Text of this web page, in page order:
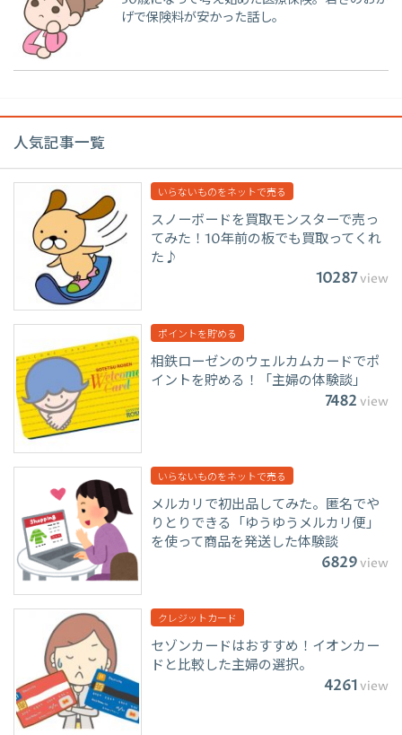
げで保険料が安かった話し。
人気記事一覧
いらないものをネットで売る
スノーボードを買取モンスターで売っ
てみた！10年前の板でも買取ってくれ
た♪
10287view
ポイントを貯める
相鉄ローゼンのウェルカムカードでポ
イントを貯める！「主婦の体験談」
7482 view
いらないものをネットで売る
メルカリで初出品してみた。匿名でや
りとりできる「ゆうゆうメルカリ便」
を使って商品を発送した体験談
6829view
クレジットカード
セゾンカードはおすすめ！イオンカー
ドと比較した主婦の選択。
4261view